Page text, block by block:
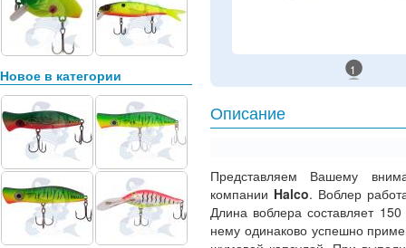
Новое в категории 1
Описание
Представляем Вашему
компании Halco. Воблер
Длина воблера составляет
нему одинаково успешно